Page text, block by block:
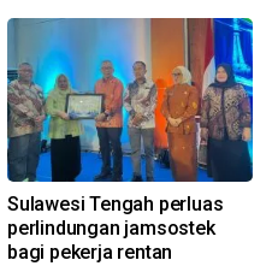
Sulawesi Tengah perluas
perlindungan jamsostek
bagi pekerja rentan